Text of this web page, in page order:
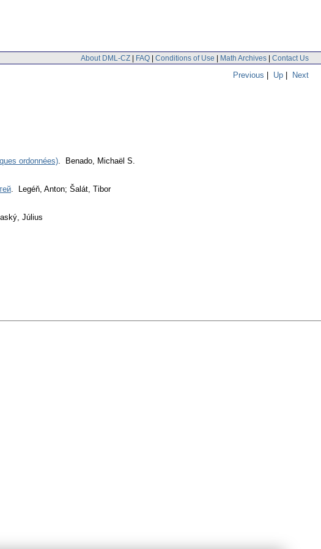
About DML-CZ | FAQ | Conditions of Use | Math Archives | Contact Us
Previous | Up | Next
ordonnées). Benado, Michaël S.
. Legéň, Anton; Šalát, Tibor
Július